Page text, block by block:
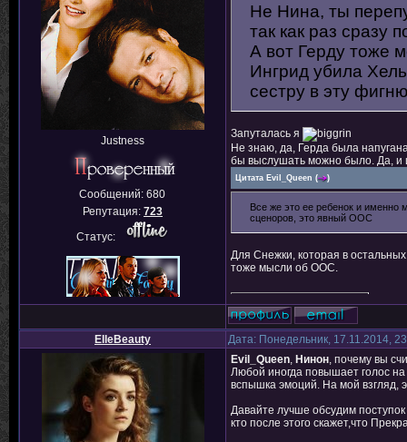
Justness
Сообщений:680
Репутация: 723
Статус:
Не Нина, ты
так как раз сразу
А вот Герду тоже
Ингрид убила
сестру в эту
Запуталась я
Не знаю, да, Герда была
бы выслушать можно было. Да, и
Цитата Evil_Queen ( )
Все же это ее ребенок и именно
сценоров, это явный ООС
Для Снежки, которая в
тоже мысли об ООС.
ElleBeauty
Дата: Понедельник, 17.11.2014,
Evil_Queen, Нинон, почему вы
Любой иногда повышает голос
вспышка эмоций. На мой
Давайте лучше обсудим
кто после этого скажет,что